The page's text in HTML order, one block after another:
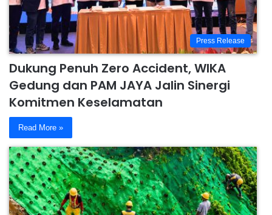
Press Release
Dukung Penuh Zero Accident, WIKA
Gedung dan PAM JAYA Jalin Sinergi
Komitmen Keselamatan
Read More »